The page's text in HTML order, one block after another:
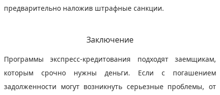
предварительно наложив штрафные санкции.
Заключение
Программы экспресс-кредитования подходят заемщикам,
которым срочно нужны деньги. Если с погашением
задолженности могут возникнуть серьезные проблемы, от